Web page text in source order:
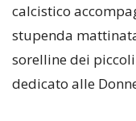
calcistico
stupenda
sorelline dei
dedicato alle